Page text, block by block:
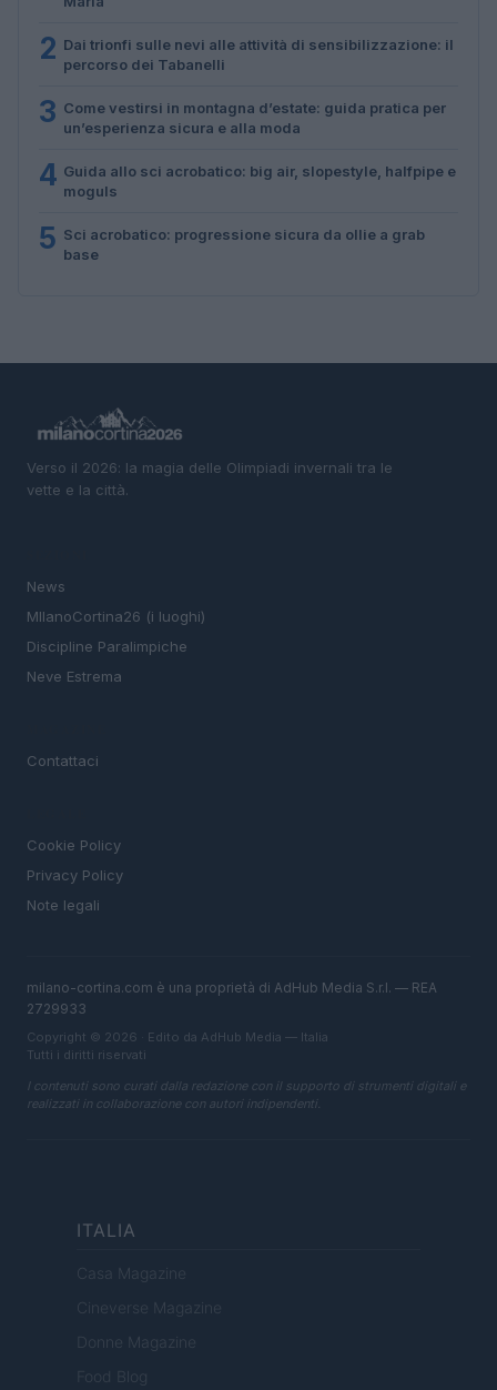
2 Dai trionfi sulle nevi alle attività di sensibilizzazione: il
percorso dei Tabanelli
3 Come vestirsi in montagna d’estate: guida pratica per
un’esperienza sicura e alla moda
4 Guida allo sci acrobatico: big air, slopestyle, halfpipe e
moguls
5 Sci acrobatico: progressione sicura da ollie a grab
base
Verso il 2026: la magia delle Olimpiadi invernali tra le
vette e la città.
News
MIlanoCortina26 (i luoghi)
Discipline Paralimpiche
Neve Estrema
Contattaci
Cookie Policy
Privacy Policy
Note legali
milano-cortina.com è una proprietà di AdHub Media S.r.l. — REA
2729933
Copyright © 2026 · Edito da AdHub Media — Italia
Tutti i diritti riservati
I contenuti sono curati dalla redazione con il supporto di strumenti digitali e
realizzati in collaborazione con autori indipendenti.
ITALIA
Casa Magazine
Cineverse Magazine
Donne Magazine
Food Blog